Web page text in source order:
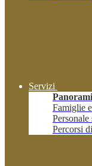
Servizi
Famiglie
Personale
Percorsi